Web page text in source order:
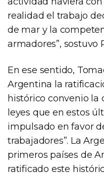
realidad el trabajo
de mar y la
armadores”, sostuvo
En ese sentido,
Argentina la
histórico convenio la
leyes que en estos
impulsado en favor
trabajadores”. La
primeros países de
ratificado este